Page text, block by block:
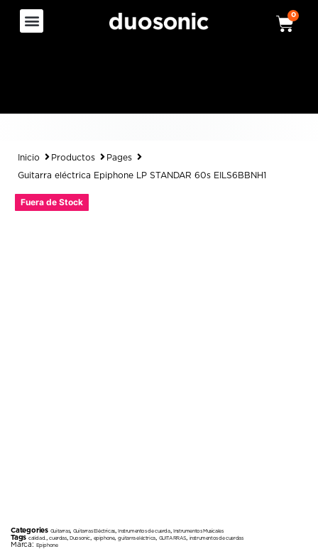
0
Inicio Productos Pages
Guitarra eléctrica Epiphone LP STANDAR 60s EILS6BBNH1
Fuera de Stock
Categories Guitarras, Guitarras Eléctricas,Instrumentos de cuerda,Instrumentos Musicales
Tags calidad. ,cuerdas,Duosonic epiphone,guitarra eléctrica, GUITARRAS, instrumentos de cuerdas
Marca: Epiphone